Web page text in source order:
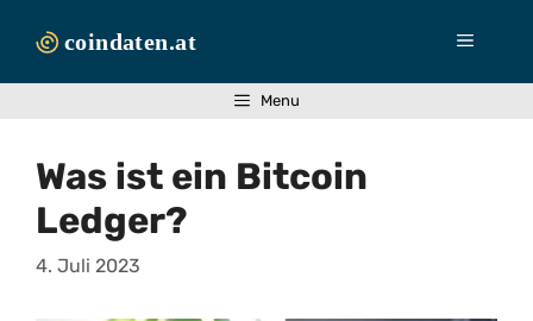
Inhalt
Menü
Menu
Was ist ein Bitcoin
Ledger?
4. Juli 2023